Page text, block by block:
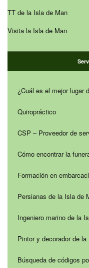
TT de la Isla de Man
Visita la Isla de Man
¿Cuál es el mejor lugar
Quiropráctico
CSP – Proveedor de
Cómo encontrar la
Formación en
Persianas de la Isla de
Ingeniero marino de la
Pintor y decorador de
Búsqueda de códigos